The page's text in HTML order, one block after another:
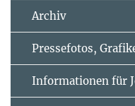
Archiv
Pressefotos,
Informationen für